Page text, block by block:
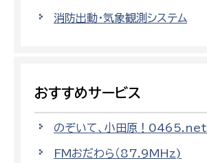
消防出動・気象観測システム
おすすめサービス
のぞいて、小田原！0465.net
FMおだわら（87.9MHz)